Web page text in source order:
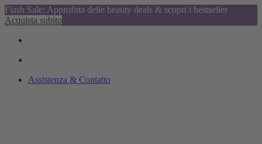
Flash Sale: Approfitta delle beauty deals & scopri i bestseller
Acquista subito
Assistenza & Contatto